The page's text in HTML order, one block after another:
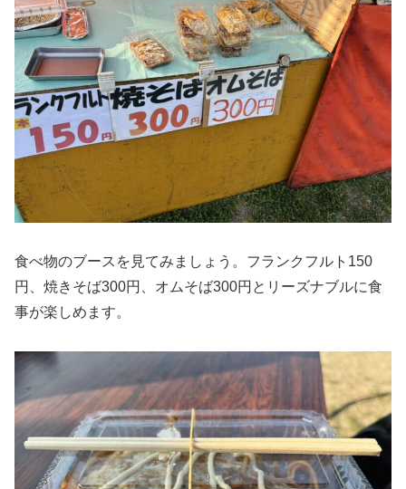
食べ物のブースを見てみましょう。フランクフルト150
円、焼きそば300円、オムそば300円とリーズナブルに食
事が楽しめます。